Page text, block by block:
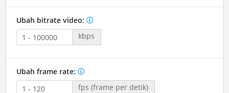
Ubah bitrate video:
kbps
Ubah frame rate:
fps (frame per detik)